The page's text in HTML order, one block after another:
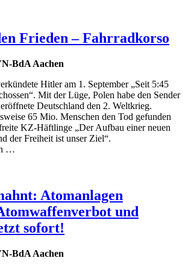
Frieden – Fahrradkorso
BdA Aachen
Hitler am 1. September „Seit 5:45
Mit der Lüge, Polen habe den Sender
Deutschland den 2. Weltkrieg.
65 Mio. Menschen den Tod gefunden
KZ-Häftlinge „Der Aufbau einer neuen
der Freiheit ist unser Ziel“.
…
Atomanlagen
und
sofort!
BdA Aachen